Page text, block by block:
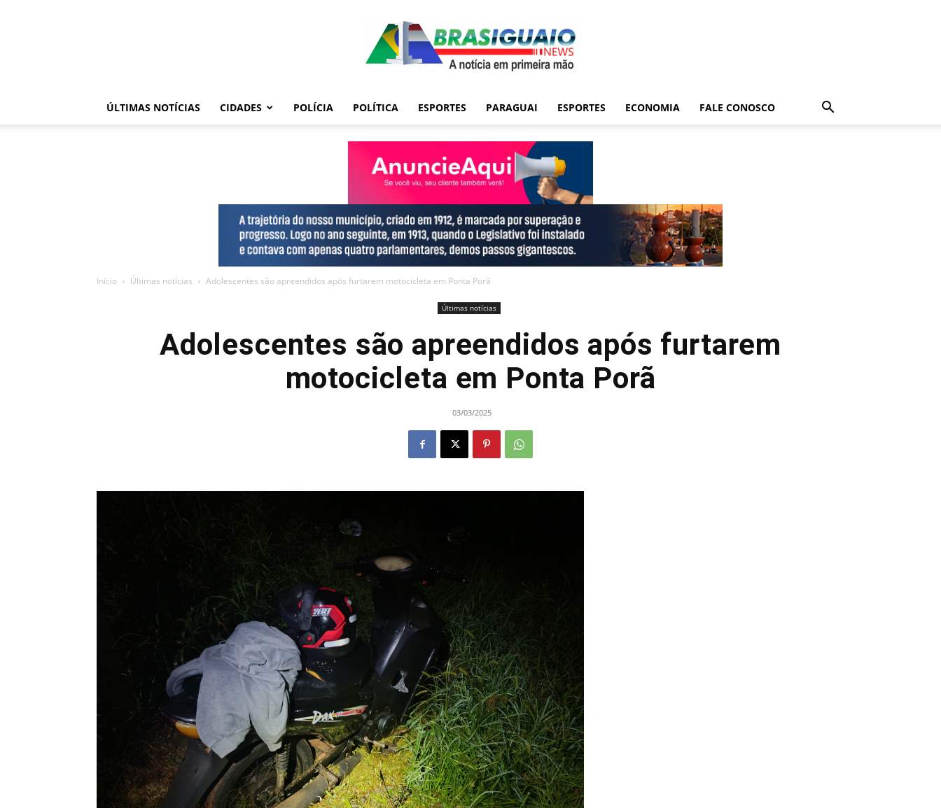
ÚLTIMAS NOTÍCIAS CIDADES POLÍCIA POLÍTICA ESPORTES PARAGUAI ESPORTES ECONOMIA FALE CONOSCO
Início Últimas notícias Adolescentes são apreendidos após furtarem motocicleta em Ponta Porã
Últimas notícias
Adolescentes são apreendidos após furtarem
motocicleta em Ponta Porã
03/03/2025